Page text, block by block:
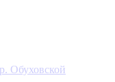
Обуховской